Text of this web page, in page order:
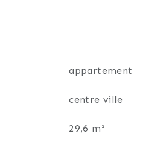
appartement
centre ville
29,6 m²